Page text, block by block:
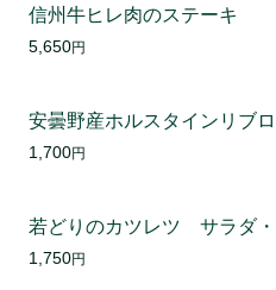
信州牛ヒレ肉のステーキ
5,650円
安曇野産ホルスタインリブ
1,700円
若どりのカツレツ サラダ・
1,750円